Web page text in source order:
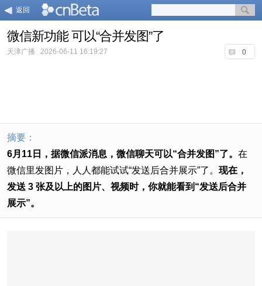
返回
微信新功能 可以“合并发图”了
0
天津广播 2026-06-11 16:19:27
摘要：
6月11日，据微信派消息，微信聊天可以“合并发图”了。 在
微信里发图片，人人都能试试“发送后合并展示”了。 现在，
发送 3 张及以上的图片、视频时，你就能看到“发送后合并
展示”。